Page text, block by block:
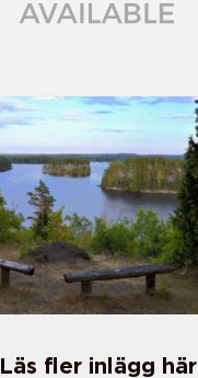
Läs fler inlägg här